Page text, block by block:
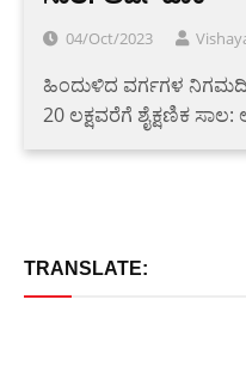
04/Oct/2023
ಹಿಂದುಳಿದ ವರ್ಗಗಳ
20 ಲಕ್ಷವರೆಗೆ ಶೈಕ್ಷಣಿಕ
TRANSLATE: